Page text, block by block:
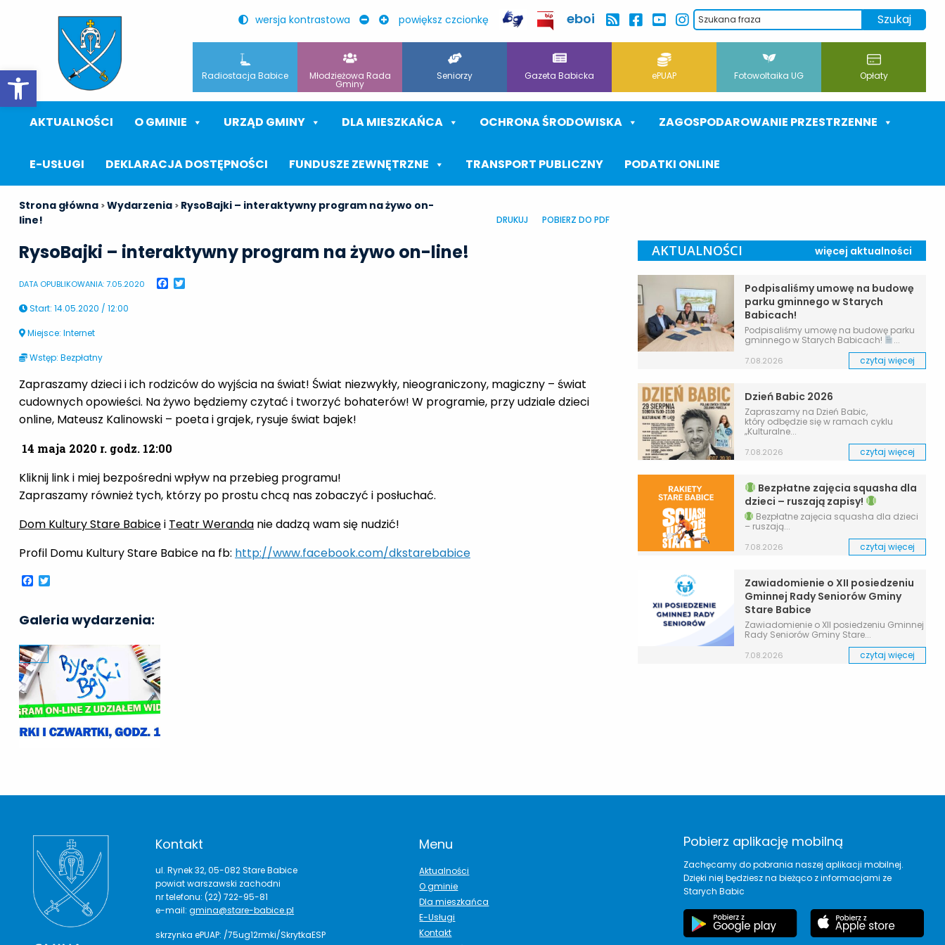
Otwórz pasek narzędzi
wersja kontrastowa powiększ czcionkę eboi
Radiostacja Babice Młodzieżowa Rada
Gminy
Seniorzy Gazeta Babicka ePUAP Fotowoltaika UG Opłaty
AKTUALNOŚCI O GMINIE URZĄD GMINY DLA MIESZKAŃCA OCHRONA ŚRODOWISKA ZAGOSPODAROWANIE PRZESTRZENNE
E-USŁUGI DEKLARACJA DOSTĘPNOŚCI FUNDUSZE ZEWNĘTRZNE TRANSPORT PUBLICZNY PODATKI ONLINE
Strona główna >Wydarzenia > RysoBajki – interaktywny program na żywo on-
line!
DRUKUJ POBIERZ DO PDF
RysoBajki – interaktywny program na żywo on-line!
DATA OPUBLIKOWANIA: 7.05.2020 Facebook
Start: 14.05.2020 / 12:00
Miejsce: Internet
Wstęp: Bezpłatny
Zapraszamy dzieci i ich rodziców do wyjścia na świat! Świat niezwykły, nieograniczony, magiczny – świat
cudownych opowieści. Na żywo będziemy czytać i tworzyć bohaterów! W programie, przy udziale dzieci
online, Mateusz Kalinowski – poeta i grajek, rysuje świat bajek!
14 maja 2020 r. godz. 12:00
Kliknij link i miej bezpośredni wpływ na przebieg programu!
Zapraszamy również tych, którzy po prostu chcą nas zobaczyć i posłuchać.
Dom Kultury Stare Babicei Teatr Weranda nie dadzą wam się nudzić!
Profil Domu Kultury Stare Babice na fb: http://www.facebook.com/dkstarebabice
Facebook
Galeria wydarzenia:
AKTUALNOŚCI więcej aktualności
Podpisaliśmy umowę na budowę
parku gminnego w Starych
Babicach!
Podpisaliśmy umowę na budowę parku
gminnego w Starych Babicach!
...
7.08.2026 czytaj więcej
Dzień Babic 2026
Zapraszamy na Dzień Babic,
który odbędzie się w ramach cyklu
„Kulturalne...
7.08.2026 czytaj więcej
Bezpłatne zajęcia squasha dla
dzieci – ruszają zapisy!
Bezpłatne zajęcia squasha dla dzieci
– ruszają...
7.08.2026 czytaj więcej
Zawiadomienie o XII posiedzeniu
Gminnej Rady Seniorów Gminy
Stare Babice
Zawiadomienie o XII posiedzeniu Gminnej
Rady Seniorów Gminy Stare...
7.08.2026 czytaj więcej
Kontakt
ul. Rynek 32, 05-082 Stare Babice
powiat warszawski zachodni
nr telefonu: (22) 722-95-81
e-mail:gmina@stare-babice.pl
skrzynka ePUAP: /75ug12rmki/SkrytkaESP
Menu
Aktualności
O gminie
Dla mieszkańca
E-Usługi
Kontakt
Pobierz aplikację mobilną
Zachęcamy do pobrania naszej aplikacji mobilnej.
Dzięki niej będziesz na bieżąco z informacjami ze
Starych Babic